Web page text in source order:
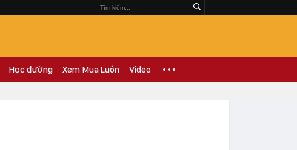
Học đường Xem Mua Luôn Video